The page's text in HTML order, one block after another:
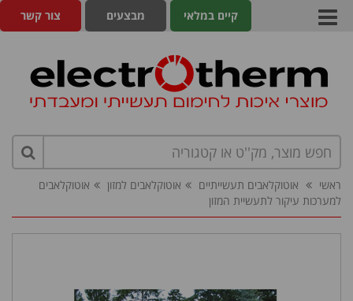
צור קשר מבצעים קיים במלאי
ראשי אוטוקלאבים תעשייתיים אוטוקלאבים למזון
אוטוקלאבים
למערכות עיקור לתעשיית המזון